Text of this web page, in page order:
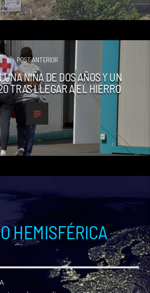
POST ANTERIOR
NIÑA DE DOS AÑOS Y UN
TRAS LLEGAR A EL HIERRO
HEMISFÉRICA